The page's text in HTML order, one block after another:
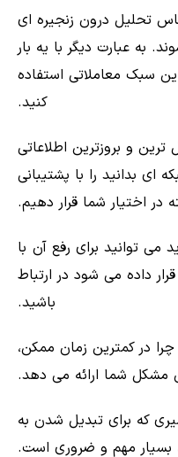
تحلیل درون زنجیره ای
به عبارت دیگر با یه بار
سبک معاملاتی استفاده
کنید.
و بروزترین اطلاعاتی
ای بدانید را با پشتیبانی
اختیار شما قرار دهیم.
توانید برای رفع آن با
داده می شود در ارتباط
باشید.
در کمترین زمان ممکن،
مشکل شما ارائه می دهد.
که برای تبدیل شدن به
بسیار مهم و ضروری است.